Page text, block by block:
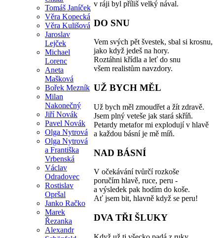
Tomáš Janíček
Věra Kopecká
Věra Kulišová
Jaroslav
Lejček
Michael
Lorenc
Aneta
Mašková
Bořek Mezník
Milan
Nakonečný
Jiří Novák
Pavel Novák
Olga Nytrová
Olga Nytrová
a Františka
Vrbenská
Václav
Odradovec
Rostislav
Opršal
Janko Račko
Marek
Řezanka
Alexandr
v ráji byl příliš velký nával.
DO SNU
Vem svých pět švestek, sbal si krosnu,
jako když jedeš na hory.
Roztáhni křídla a leť do snu
všem realistům navzdory.
UŽ BYCH MĚL
Už bych měl zmoudřet a žít zdravě.
Jsem plný veteše jak stará skříň.
Petardy metafor mi explodují v hlavě
a každou básní je mě míň.
NAD BÁSNÍ
V očekávání tvůrčí rozkoše
poručím hlavě, ruce, peru -
a výsledek pak hodím do koše.
Ať jsem bit, hlavně když se peru!
DVA TŘI ŠLUKY